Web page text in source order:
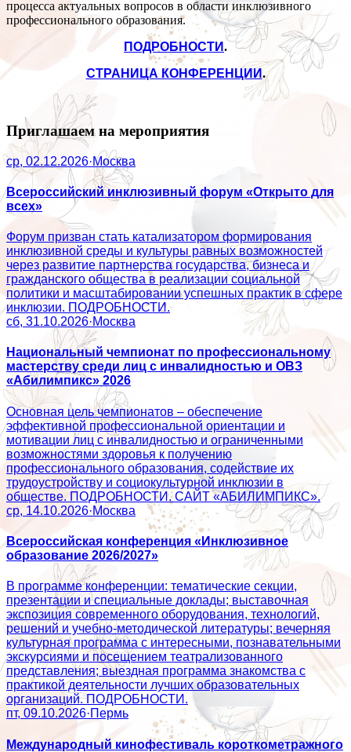
процесса актуальных вопросов в области инклюзивного
профессионального образования.
ПОДРОБНОСТИ.
СТРАНИЦА КОНФЕРЕНЦИИ.
Приглашаем на мероприятия
ср, 02.12.2026·Москва
Всероссийский инклюзивный форум «Открыто для
всех»
Форум призван стать катализатором формирования
инклюзивной среды и культуры равных возможностей
через развитие партнерства государства, бизнеса и
гражданского общества в реализации социальной
политики и масштабировании успешных практик в сфере
инклюзии. ПОДРОБНОСТИ.
сб, 31.10.2026·Москва
Национальный чемпионат по профессиональному
мастерству среди лиц с инвалидностью и ОВЗ
«Абилимпикс» 2026
Основная цель чемпионатов – обеспечение
эффективной профессиональной ориентации и
мотивации лиц с инвалидностью и ограниченными
возможностями здоровья к получению
профессионального образования, содействие их
трудоустройству и социокультурной инклюзии в
обществе. ПОДРОБНОСТИ. САЙТ «АБИЛИМПИКС».
ср, 14.10.2026·Москва
Всероссийская конференция «Инклюзивное
образование 2026/2027»
В программе конференции: тематические секции,
презентации и специальные доклады; выставочная
экспозиция современного оборудования, технологий,
решений и учебно-методической литературы; вечерняя
культурная программа с интересными, познавательными
экскурсиями и посещением театрализованного
представления; выездная программа знакомства с
практикой деятельности лучших образовательных
организаций. ПОДРОБНОСТИ.
пт, 09.10.2026·Пермь
Международный кинофестиваль короткометражного